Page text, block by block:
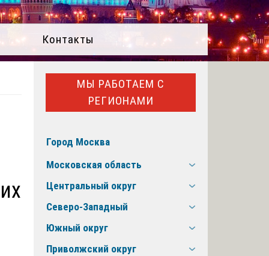
Контакты
МЫ РАБОТАЕМ С
РЕГИОНАМИ
Город Москва
Московская область
Центральный округ
Северо-Западный
Южный округ
Приволжский округ